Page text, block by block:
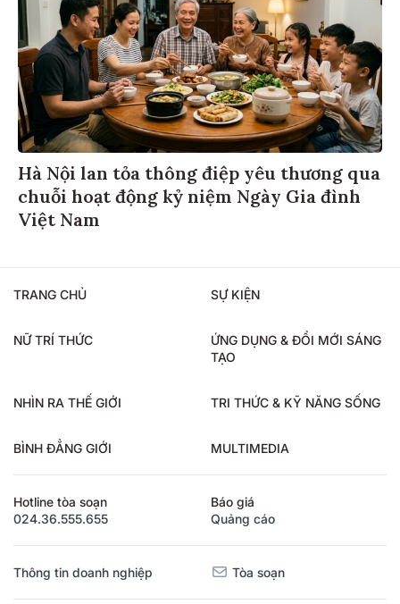
Hà Nội lan tỏa thông điệp yêu thương qua
chuỗi hoạt động kỷ niệm Ngày Gia đình
Việt Nam
TRANG CHỦ SỰ KIỆN
NỮ TRÍ THỨC
ỨNG DỤNG & ĐỔI MỚI SÁNG
TẠO
NHÌN RA THẾ GIỚI TRI THỨC & KỸ NĂNG SỐNG
BÌNH ĐẲNG GIỚI MULTIMEDIA
Hotline tòa soạn
024.36.555.655
Báo giá
Quảng cáo
Thông tin doanh nghiệp Tòa soạn